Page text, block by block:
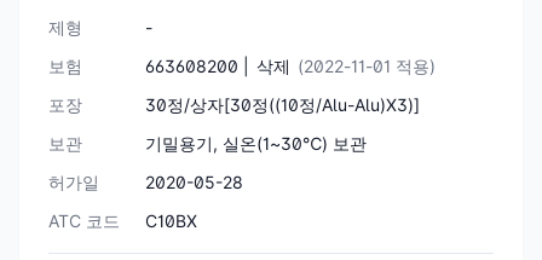
제형
-
보험
663608200 | 삭제 (2022-11-01 적용)
포장
30정/상자[30정((10정/Alu-Alu)X3)]
보관
기밀용기, 실온(1~30℃) 보관
허가일
2020-05-28
ATC 코드
C10BX